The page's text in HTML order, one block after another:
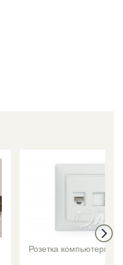
Розетка компьютерная